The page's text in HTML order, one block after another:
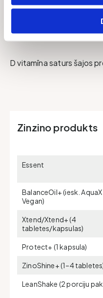
D vitamīna saturs šajos
Zinzino produkts
Essent
BalanceOil+ (iesk. AquaX
Vegan)
Xtend/Xtend+ (4
tabletes/kapsulas)
Protect+ (1 kapsula)
ZinoShine+ (1–4
LeanShake (2 porciju